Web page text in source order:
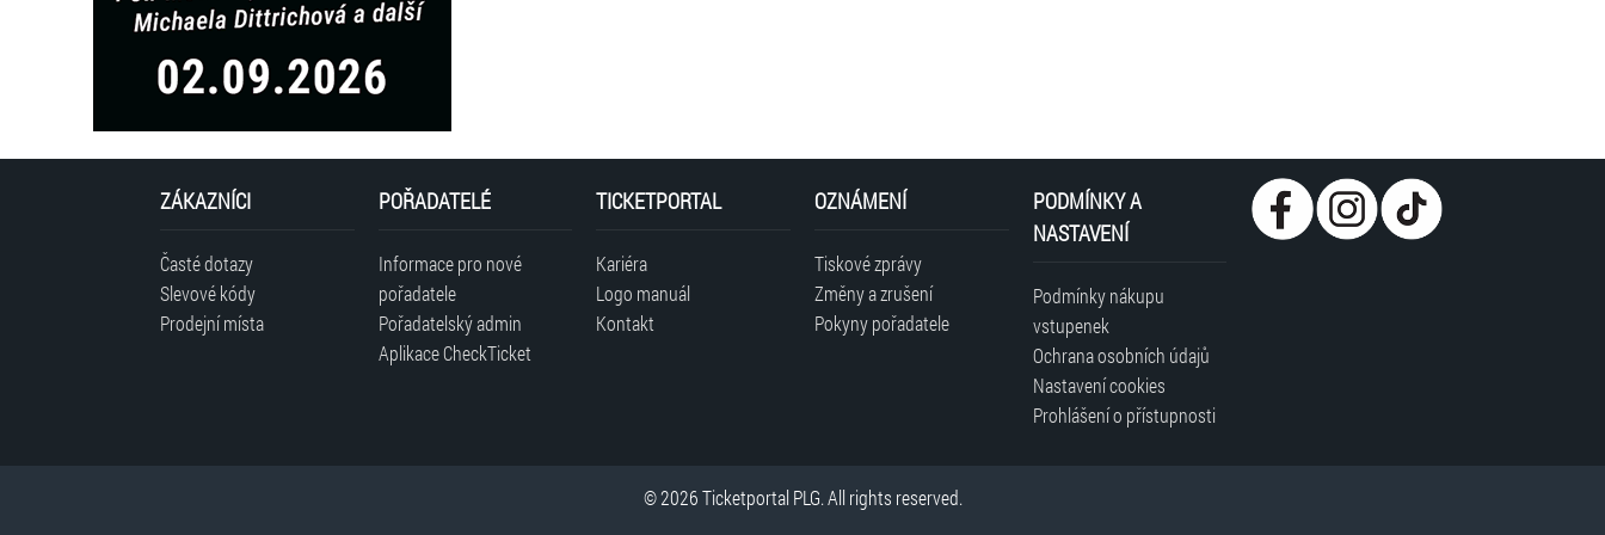
ZÁKAZNÍCI
Časté dotazy
Slevové kódy
Prodejní místa
POŘADATELÉ
Informace pro nové
pořadatele
Pořadatelský admin
Aplikace CheckTicket
TICKETPORTAL
Kariéra
Logo manuál
Kontakt
OZNÁMENÍ
Tiskové zprávy
Změny a zrušení
Pokyny pořadatele
PODMÍNKY A
NASTAVENÍ
Podmínky nákupu
vstupenek
Ochrana osobních údajů
Nastavení cookies
Prohlášení o přístupnosti
© 2026 Ticketportal PLG. All rights reserved.